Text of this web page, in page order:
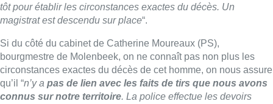
tôt pour établir les circonstances exactes du décès. Un
magistrat est descendu sur place“.
Si du côté du cabinet de Catherine Moureaux (PS),
bourgmestre de Molenbeek, on ne connaît pas non plus les
circonstances exactes du décès de cet homme, on nous assure
qu’il “n’y a pas de lien avec les faits de tirs que nous avons
connus sur notre territoire. La police effectue les devoirs